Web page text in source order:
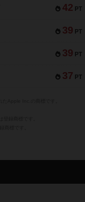
42 PT
39 PT
39 PT
37 PT